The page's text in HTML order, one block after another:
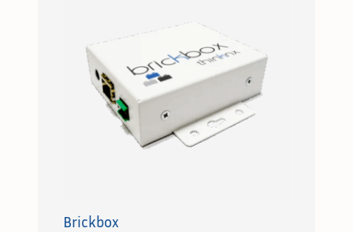
Brickbox